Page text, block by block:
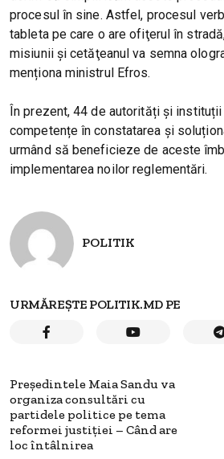
procesul în sine. Astfel, procesul
tableta pe care o are ofiţerul în
misiunii şi cetăţeanul va semna
menționa ministrul Efros.
În prezent, 44 de autorități și instituții
competențe în constatarea și
urmând să beneficieze de aceste
implementarea noilor reglementări.
POLITIK
URMĂREȘTE POLITIK.MD PE
Președintele Maia Sandu va
organiza consultări cu
partidele politice pe tema
reformei justiției – Când are
loc întâlnirea